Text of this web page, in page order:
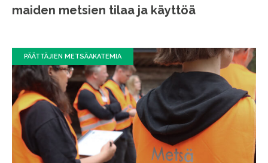
maiden metsien tilaa ja käyttöä
PÄÄTTÄJIEN METSÄAKATEMIA